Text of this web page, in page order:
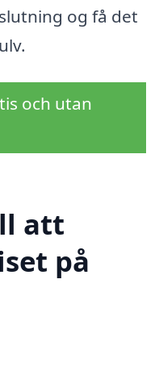
og få det
och utan
att
på